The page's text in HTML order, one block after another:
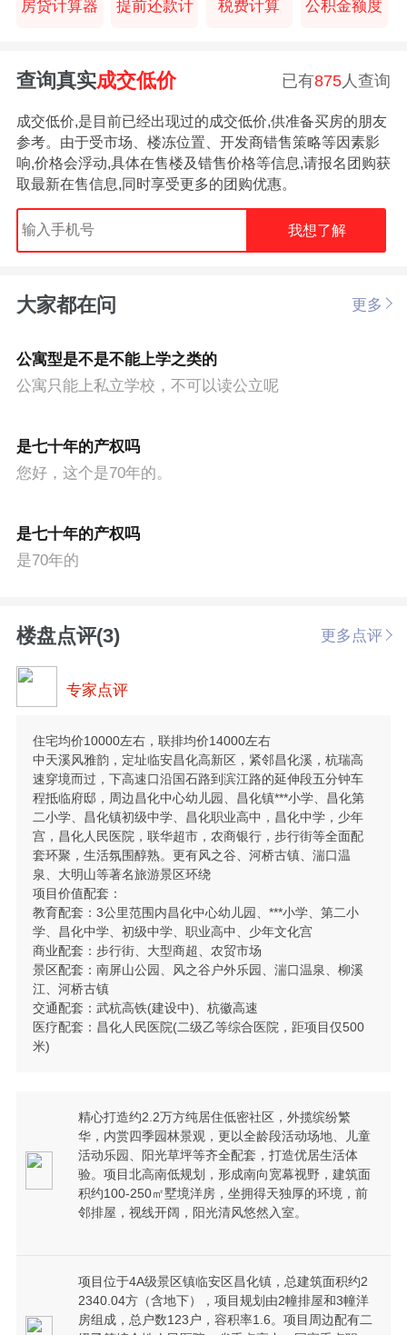
房贷计算器 提前还款计 税费计算 公积金额度
查询真实成交低价 已有875人查询
成交低价,是目前已经出现过的成交低价,供准备买房的朋友
参考。由于受市场、楼冻位置、开发商错售策略等因素影
响,价格会浮动,具体在售楼及错售价格等信息,请报名团购获
取最新在售信息,同时享受更多的团购优惠。
我想了解
大家都在问 更多
公寓型是不是不能上学之类的
公寓只能上私立学校，不可以读公立呢
是七十年的产权吗
您好，这个是70年的。
是七十年的产权吗
是70年的
楼盘点评(3) 更多点评
专家点评
住宅均价10000左右，联排均价14000左右
中天溪风雅韵，定址临安昌化高新区，紧邻昌化溪，杭瑞高
速穿境而过，下高速口沿国石路到滨江路的延伸段五分钟车
程抵临府邸，周边昌化中心幼儿园、昌化镇***小学、昌化第
二小学、昌化镇初级中学、昌化职业高中，昌化中学，少年
宫，昌化人民医院，联华超市，农商银行，步行街等全面配
套环聚，生活氛围醇熟。更有风之谷、河桥古镇、湍口温
泉、大明山等著名旅游景区环绕
项目价值配套：
教育配套：3公里范围内昌化中心幼儿园、***小学、第二小
学、昌化中学、初级中学、职业高中、少年文化宫
商业配套：步行街、大型商超、农贸市场
景区配套：南屏山公园、风之谷户外乐园、湍口温泉、柳溪
江、河桥古镇
交通配套：武杭高铁(建设中)、杭徽高速
医疗配套：昌化人民医院(二级乙等综合医院，距项目仅500
米)
精心打造约2.2万方纯居住低密社区，外揽缤纷繁
华，内赏四季园林景观，更以全龄段活动场地、儿童
活动乐园、阳光草坪等齐全配套，打造优居生活体
验。项目北高南低规划，形成南向宽幕视野，建筑面
积约100-250㎡墅境洋房，坐拥得天独厚的环境，前
邻排屋，视线开阔，阳光清风悠然入室。
项目位于4A级景区镇临安区昌化镇，总建筑面积约2
2340.04方（含地下），项目规划由2幢排屋和3幢洋
房组成，总户数123户，容积率1.6。项目周边配有二